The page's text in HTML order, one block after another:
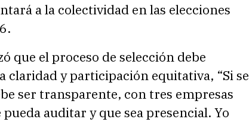
a la colectividad en las elecciones
que el proceso de selección debe
claridad y participación equitativa, “Si se
ser transparente, con tres empresas
auditar y que sea presencial. Yo